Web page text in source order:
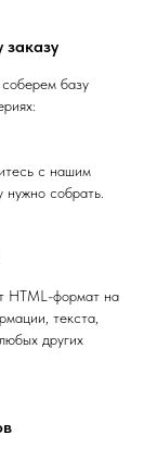
базу
с нашим
собрать.
HTML-формат на
текста,
других